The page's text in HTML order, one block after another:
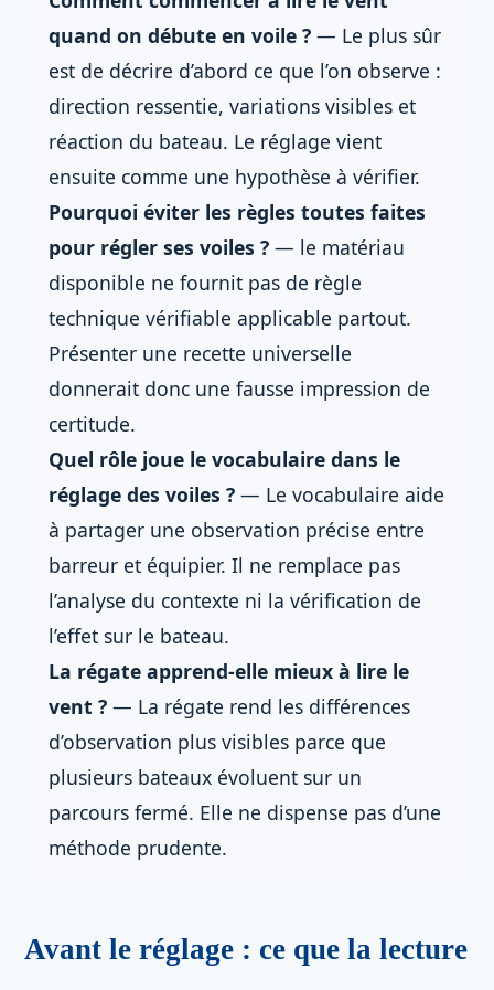
quand on débute en voile ? — Le plus sûr
est de décrire d’abord ce que l’on observe :
direction ressentie, variations visibles et
réaction du bateau. Le réglage vient
ensuite comme une hypothèse à vérifier.
Pourquoi éviter les règles toutes faites
pour régler ses voiles ? — le matériau
disponible ne fournit pas de règle
technique vérifiable applicable partout.
Présenter une recette universelle
donnerait donc une fausse impression de
certitude.
Quel rôle joue le vocabulaire dans le
réglage des voiles ? — Le vocabulaire aide
à partager une observation précise entre
barreur et équipier. Il ne remplace pas
l’analyse du contexte ni la vérification de
l’effet sur le bateau.
La régate apprend-elle mieux à lire le
vent ? — La régate rend les différences
d’observation plus visibles parce que
plusieurs bateaux évoluent sur un
parcours fermé. Elle ne dispense pas d’une
méthode prudente.
Avant le réglage : ce que la lecture